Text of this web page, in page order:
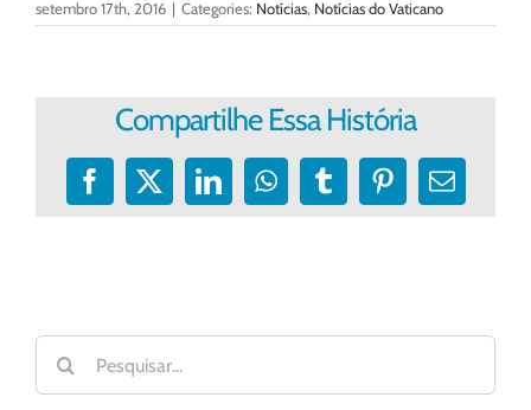
setembro 17th, 2016 | Categories: Notícias, Notícias do Vaticano
Compartilhe Essa História
Facebook
X LinkedInWhatsApp
TumblrPinterest
E-
Buscar
resultados
para: